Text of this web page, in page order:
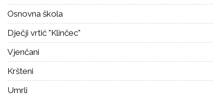
Osnovna škola
Dječji vrtić "Klinčec"
Vjenčani
Kršteni
Umrli